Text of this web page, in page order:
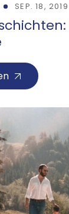
SEP. 18, 2019